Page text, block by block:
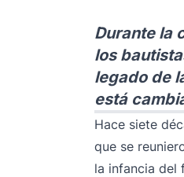
Durante la
los
legado de
está
Hace siete
que se
la infancia del